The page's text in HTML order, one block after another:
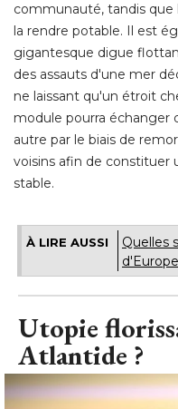
communauté, tandis que
la rendre potable. Il est
gigantesque digue
des assauts d'une mer
ne laissant qu'un étroit
module pourra échanger
autre par le biais de
voisins afin de
stable.
À LIRE AUSSI
Quelles
Utopie
Atlantide ?